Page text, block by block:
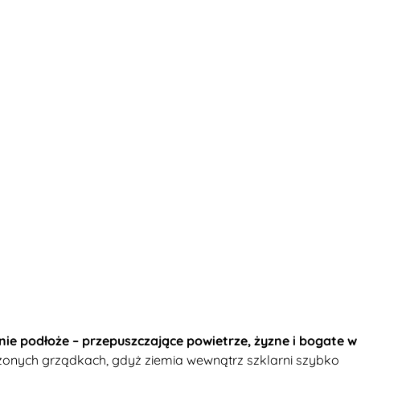
podłoże – przepuszczające powietrze, żyzne i bogate w
grządkach, gdyż ziemia wewnątrz szklarni szybko